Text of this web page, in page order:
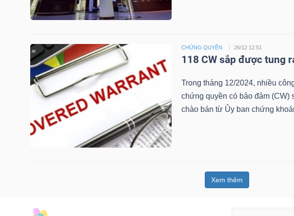
CHỨNG QUYỀN 26/12 12:51
118 CW sắp được tung
Trong tháng 12/2024, nhiều
chứng quyền có bảo đảm
chào bán từ Ủy ban chứng
Xem thêm
NGUYÊN
VẬT
CÔNG
THIẾT